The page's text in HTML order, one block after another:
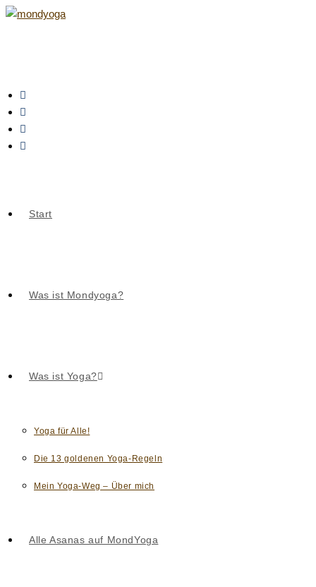
Zum
Start
Was ist Mondyoga?
Was ist Yoga?
Yoga für Alle!
Die 13 goldenen Yoga-Regeln
Mein Yoga-Weg – Über mich
Alle Asanas auf MondYoga